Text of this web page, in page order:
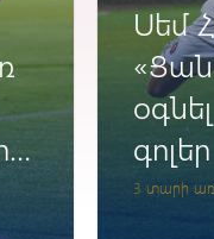
3 տարի
Սեմ